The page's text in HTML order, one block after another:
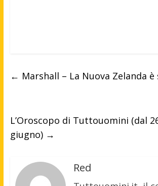
← Marshall – La Nuova Zelanda
L’Oroscopo di Tuttouomini (dal
giugno) →
Red